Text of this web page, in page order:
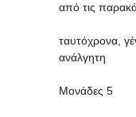
από τις
ταυτόχρονα,
ανάλγητη
Μονάδες 5